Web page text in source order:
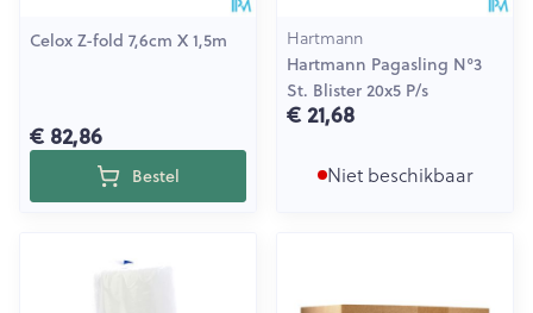
Celox Z-fold 7,6cm X 1,5m
€ 82,86
Bestel
Hartmann
Hartmann Pagasling N°3
St. Blister 20x5 P/s
€ 21,68
Niet beschikbaar